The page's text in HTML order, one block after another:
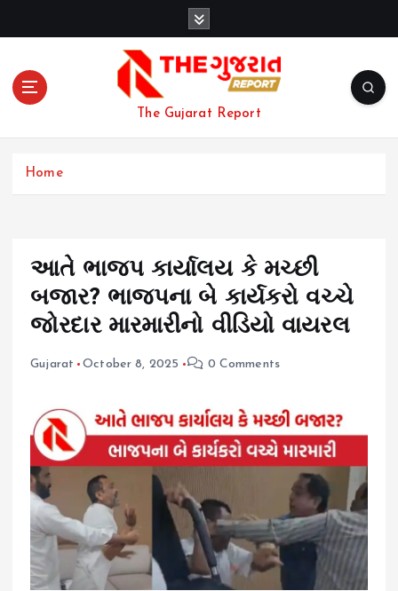
The Gujarat Report
Home
આતે ભાજપ કાર્યાલય કે મચ્છી
બજાર? ભાજપના બે કાર્યકરો વચ્ચે
જોરદાર મારમારીનો વીડિયો વાયરલ
Gujarat October 8, 2025 0 Comments